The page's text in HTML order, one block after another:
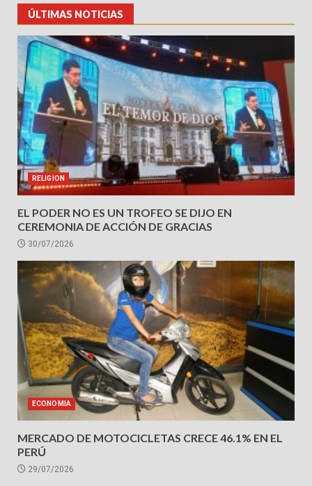
ÚLTIMAS NOTICIAS
RELIGION
EL PODER NO ES UN TROFEO SE DIJO EN
CEREMONIA DE ACCIÓN DE GRACIAS
30/07/2026
ECONOMIA
MERCADO DE MOTOCICLETAS CRECE 46.1% EN EL
PERÚ
29/07/2026